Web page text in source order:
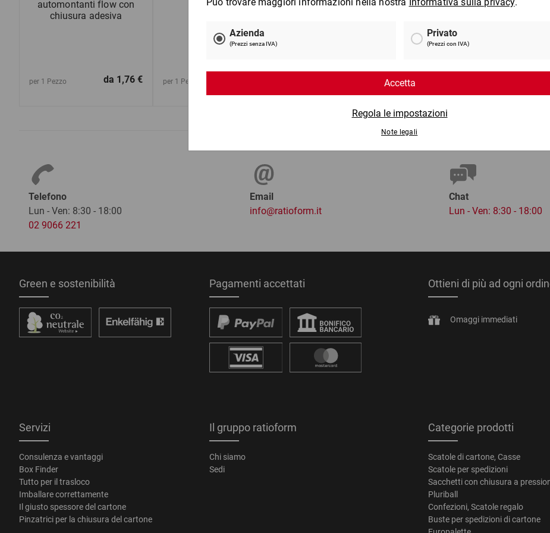
automontanti flow con
chiusura adesiva
per 1 Pezzo da 1,76 € per 1 Pezzo
singola
per 1 Pezzo per 1
Telefono
Lun - Ven: 8:30 - 18:00
02 9066 221
Email
info@ratioform.it
Chat
Lun - Ven: 8:30 - 18:00
Green e sostenibilità Pagamenti accettati Ottieni di più ad ogni
Omaggi immediati
Servizi
Consulenza e vantaggi
Box Finder
Tutto per il trasloco
Imballare correttamente
Il giusto spessore del cartone
Pinzatrici per la chiusura del cartone
Il gruppo ratioform
Chi siamo
Sedi
Categorie prodotti
Scatole di cartone, Casse
Scatole per spedizioni
Sacchetti con chiusura a
Pluriball
Confezioni, Scatole regalo
Buste per spedizioni di cartone